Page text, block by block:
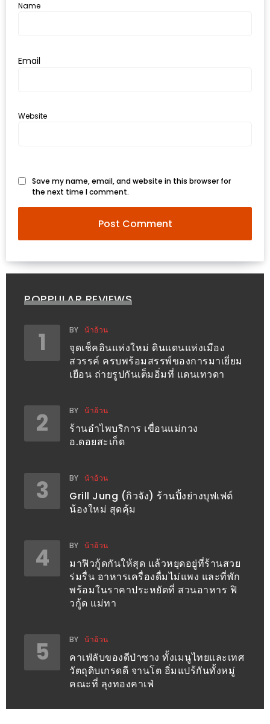
ใหญ่
ที่สุด
โลก
กับ
โรง
แรม
ลิ
เดย์
อินน์
เชียงใหม่
PANDA
TIME
:
เรา
ทำ
ทาน
เอง?
SHOP
10
ร้าน
อาหาร
Name
Email
Website
Save my name, email, and website in this browser for
the next time I comment.
POPPULAR REVIEWS
1 BY น้าอ้วน
จุดเช็คอินแห่งใหม่ ดินแดนแห่งเมือง
สวรรค์ ครบพร้อมสรรพ์ของการมาเยี่ยม
เยือน ถ่ายรูปกันเต็มอิ่มที่ แดนเทวดา
2 BY น้าอ้วน
ร้านอำไพบริการ เขื่อนแม่กวง
อ.ดอยสะเก็ด
3 BY น้าอ้วน
Grill Jung (กิวจัง) ร้านปิ้งย่างบุฟเฟต์
น้องใหม่ สุดคุ้ม
4 BY น้าอ้วน
มาฟิวกู้ดกันให้สุด แล้วหยุดอยู่ที่ร้านสวย
ร่มรื่น อาหารเครื่องดื่มไม่แพง และที่พัก
พร้อมในราคาประหยัดที่ สวนอาหาร ฟิ
วกู้ด แม่ทา
5 BY น้าอ้วน
คาเฟ่ลับของดีป่าซาง ทั้งเมนูไทยและเทศ
วัตถุดิบเกรดดี จานโต อิ่มแปร้กันทั้งหมู่
คณะที่ ลุงทองคาเฟ่